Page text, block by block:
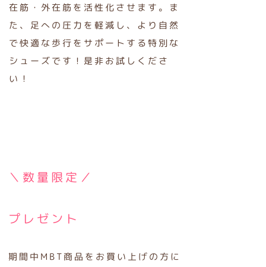
在筋・外在筋を活性化させます。ま
た、足への圧力を軽減し、より自然
で快適な歩行をサポートする特別な
シューズです！是非お試しくださ
い！
＼数量限定／
プレゼント
期間中MBT商品をお買い上げの方に